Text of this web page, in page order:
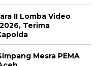
II Lomba Video
Terima
Mesra PEMA